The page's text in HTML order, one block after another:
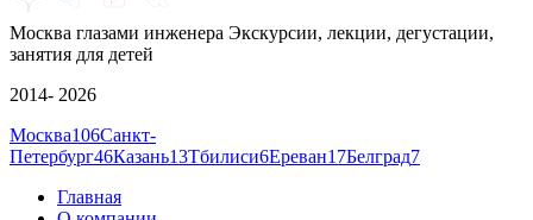
Москва глазами инженера Экскурсии, лекции, дегустации,
занятия для детей
2014- 2026
Москва106Санкт-
Петербург46Казань13Тбилиси6Ереван17Белград7
Главная